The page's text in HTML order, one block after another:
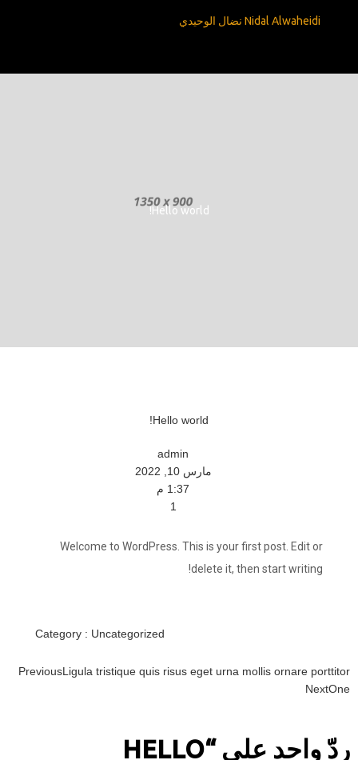
Nidal Alwaheidi نضال الوحيدي
Hello world!
Hello world!
admin
مارس 10, 2022
1:37 م
1
Welcome to WordPress. This is your first post. Edit or
delete it, then start writing!
Category : Uncategorized
PreviousLigula tristique quis risus eget urna mollis ornare porttitor
NextOne
ردّ واحد على “HELLO